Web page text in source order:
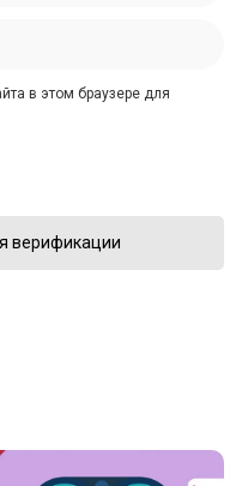
в этом браузере для
верификации